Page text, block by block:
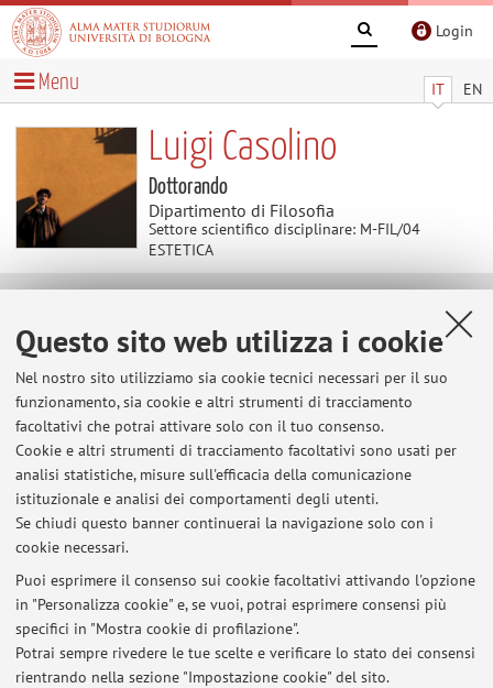
Questo sito web utilizza i cookie
Nel nostro sito utilizziamo sia cookie tecnici necessari per il suo
funzionamento, sia cookie e altri strumenti di tracciamento
facoltativi che potrai attivare solo con il tuo consenso.
Cookie e altri strumenti di tracciamento facoltativi sono usati per
analisi statistiche, misure sull'efficacia della comunicazione
istituzionale e analisi dei comportamenti degli utenti.
Se chiudi questo banner continuerai la navigazione solo con i
cookie necessari.
Puoi esprimere il consenso sui cookie facoltativi attivando l'opzione
in "Personalizza cookie" e, se vuoi, potrai esprimere consensi più
specifici in "Mostra cookie di profilazione".
Potrai sempre rivedere le tue scelte e verificare lo stato dei consensi
rientrando nella sezione "Impostazione cookie" del sito.
Login
IT EN
Menu
Luigi Casolino
Dottorando
Dipartimento di Filosofia
Settore scientifico disciplinare: M-FIL/04
ESTETICA
Contenuti utili
Al momento non sono presenti contenuti.
Ultimi avvisi
Al momento non sono presenti avvisi.
Area riservata
Accedi tramiteloginper gestire tutti i contenuti del sito.